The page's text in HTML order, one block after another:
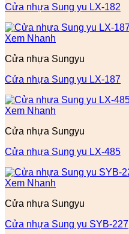
Cửa nhựa Sung yu LX-182
Xem Nhanh
Cửa nhựa Sungyu
Cửa nhựa Sung yu LX-187
Xem Nhanh
Cửa nhựa Sungyu
Cửa nhựa Sung yu LX-485
Xem Nhanh
Cửa nhựa Sungyu
Cửa nhựa Sung yu SYB-227